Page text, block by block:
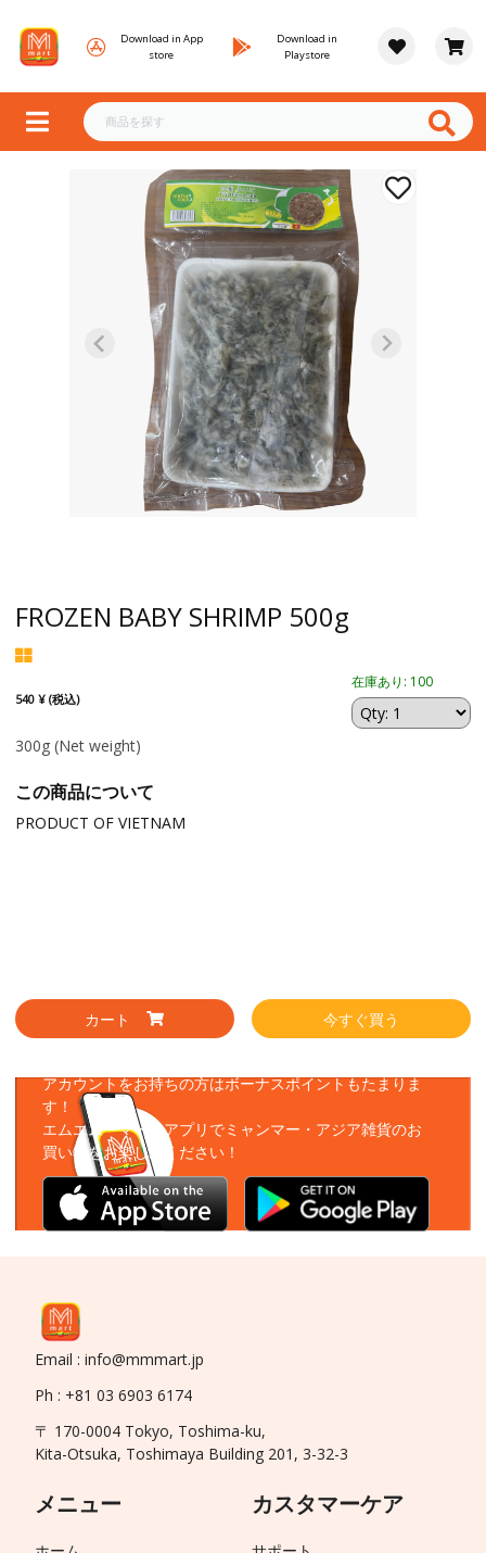
Download in App
store
Download in
Playstore
FROZEN BABY SHRIMP 500g
540 ¥ (税込)
在庫あり: 100
300g (Net weight)
この商品について
PRODUCT OF VIETNAM
カート 今すぐ買う
アカウントをお持ちの方はボーナスポイントもたまりま
す！
エムエムーマートアプリでミャンマー・アジア雑貨のお
買い物をお楽しみください！
Email : info@mmmart.jp
Ph : +81 03 6903 6174
〒 170-0004 Tokyo, Toshima-ku,
Kita-Otsuka, Toshimaya Building 201, 3-32-3
メニュー カスタマーケア